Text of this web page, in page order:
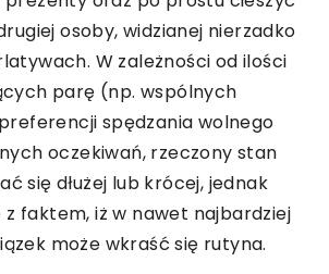
osoby, widzianej nierzadko
W zależności od ilości
parę (np. wspólnych
spędzania wolnego
oczekiwań, rzeczony stan
się dłużej lub krócej, jednak
faktem, iż w nawet najbardziej
może wkraść się rutyna.